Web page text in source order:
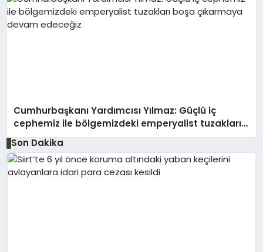
Cumhurbaşkanı Yardımcısı Yılmaz: Güçlü iç
cephemiz ile bölgemizdeki emperyalist tuzakları
boşa çıkarmaya devam edeceğiz
Son Dakika